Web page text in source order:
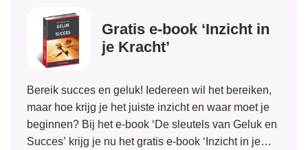
Gratis e-book ‘Inzicht in
je Kracht’
Bereik succes en geluk! Iedereen wil het bereiken,
maar hoe krijg je het juiste inzicht en waar moet je
beginnen? Bij het e-book ‘De sleutels van Geluk en
Succes’ krijg je nu het gratis e-book ‘Inzicht in je